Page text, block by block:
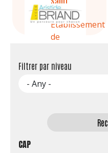
Filtrer par niveau
CAP
Nazaire
Etablissement
de